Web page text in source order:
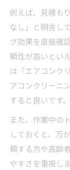
例えば、見積も
なし」と明言し
グ効果を直接確
頼性が高いとい
は「エアコンク
アコンクリーニ
すると良いです。
また、作業中の
しておくと、万
頼する方や高齢
やすさを重視し